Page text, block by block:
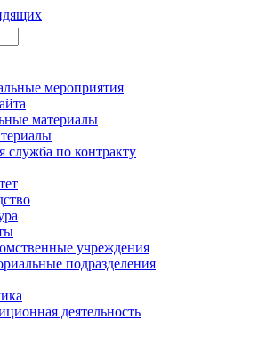
мероприятия
материалы
служба по контракту
учреждения
подразделения
деятельность